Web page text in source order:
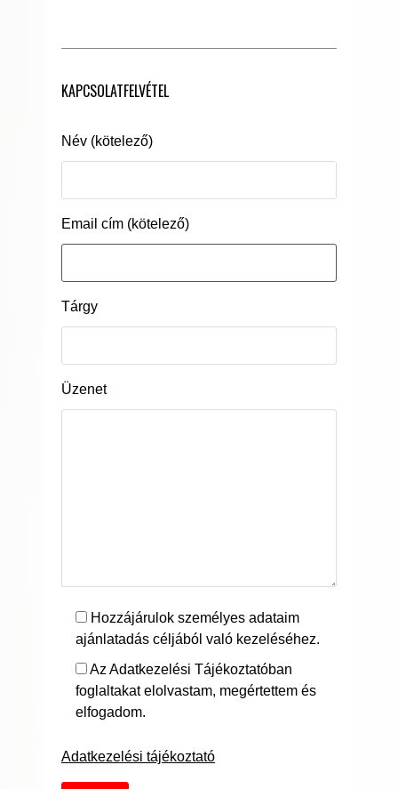
KAPCSOLATFELVÉTEL
Név (kötelező)
Email cím (kötelező)
Tárgy
Üzenet
Hozzájárulok személyes adataim
ajánlatadás céljából való kezeléséhez.
Az Adatkezelési Tájékoztatóban
foglaltakat elolvastam, megértettem és
elfogadom.
Adatkezelési tájékoztató